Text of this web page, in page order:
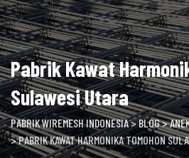
Pabrik Kawat
Sulawesi Utara
PABRIK WIREMESH INDONESIA>BLOG>
>PABRIK KAWAT HARMONIKA TOMOHON